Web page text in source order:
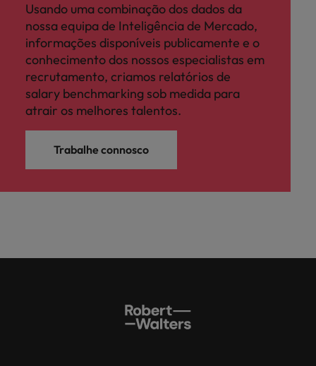
Usando uma combinação dos dados da
nossa equipa de Inteligência de Mercado,
informações disponíveis publicamente e o
conhecimento dos nossos especialistas em
recrutamento, criamos relatórios de
salary benchmarking sob medida para
atrair os melhores talentos.
Trabalhe connosco